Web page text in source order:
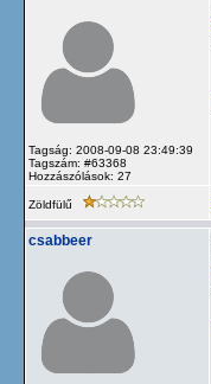
Tagság: 2008-09-08 23:49:39
Tagszám: #63368
Hozzászólások: 27
Zöldfülű
csabbeer